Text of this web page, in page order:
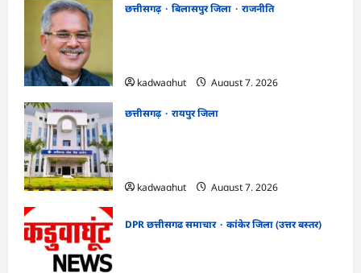
छत्तीसगढ़ बिलासपुर जिला
राजनीति
kadwaghut
August 7, 2026
छत्तीसगढ़
रायपुर जिला
kadwaghut
August 7, 2026
DPR छत्तीसगढ समाचार
कांकेर जिला (उत्तर बस्तर)